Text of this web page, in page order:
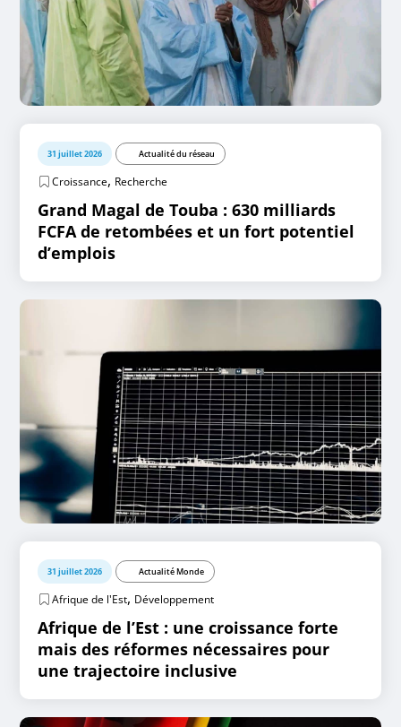
31 juillet 2026 Actualité du réseau
Croissance, Recherche
Grand Magal de Touba : 630 milliards
FCFA de retombées et un fort potentiel
d’emplois
31 juillet 2026 Actualité Monde
Afrique de l'Est, Développement
Afrique de l’Est : une croissance forte
mais des réformes nécessaires pour
une trajectoire inclusive